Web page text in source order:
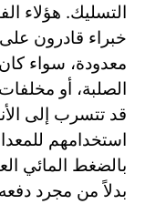
التسليك. هؤلاء
خبراء قادرون
معدودة، سواء
الصلبة، أو
قد تتسرب إلى
استخدامهم
بالضغط المائي
بدلاً من مجرد